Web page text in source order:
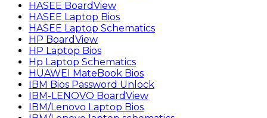
HASEE BoardView
HASEE Laptop Bios
HASEE Laptop Schematics
HP BoardView
HP Laptop Bios
Hp Laptop Schematics
HUAWEI MateBook Bios
IBM Bios Password Unlock
IBM-LENOVO BoardView
IBM/Lenovo Laptop Bios